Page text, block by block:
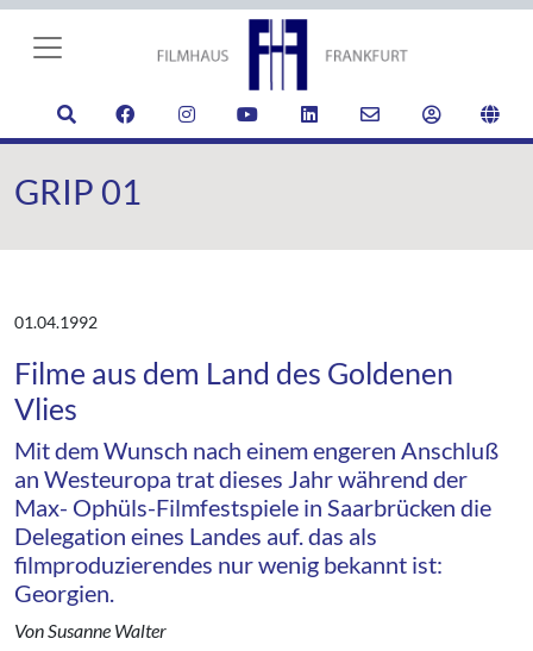
GRIP 01
01.04.1992
Filme aus dem Land des Goldenen
Vlies
Mit dem Wunsch nach einem engeren Anschluß
an Westeuropa trat dieses Jahr während der
Max- Ophüls-Filmfestspiele in Saarbrücken die
Delegation eines Landes auf. das als
filmproduzierendes nur wenig bekannt ist:
Georgien.
Von Susanne Walter